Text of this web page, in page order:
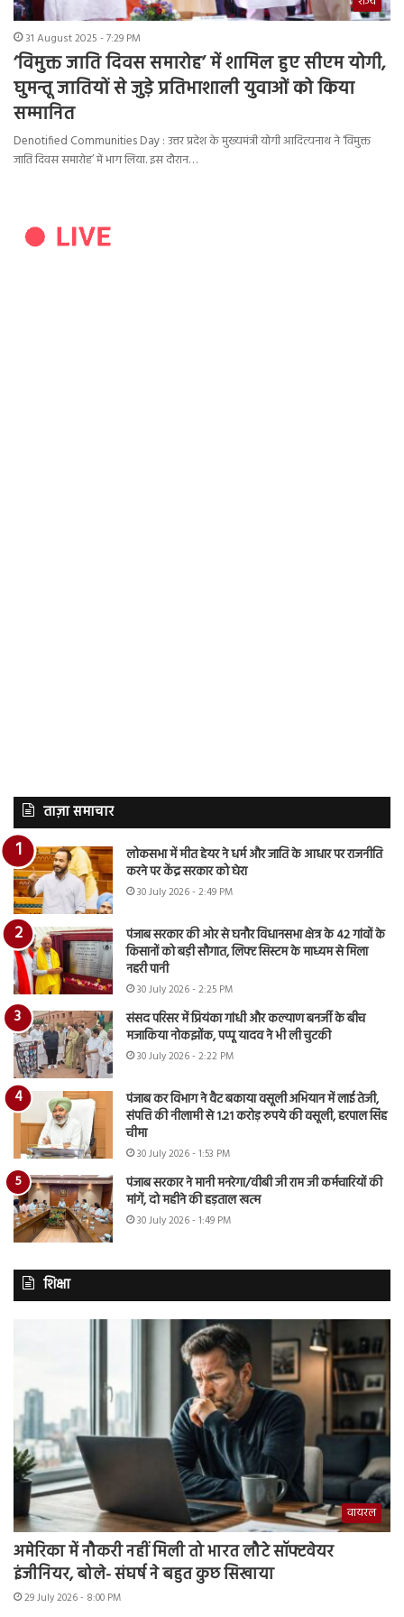
31 August 2025 - 7:29 PM
‘विमुक्त जाति दिवस समारोह’ में शामिल हुए सीएम योगी,
घुमन्तू जातियों से जुड़े प्रतिभाशाली युवाओं को किया
सम्मानित
Denotified Communities Day : उत्तर प्रदेश के मुख्यमंत्री योगी आदित्यनाथ ने ‘विमुक्त
जाति दिवस समारोह’ में भाग लिया. इस दौरान…
ताज़ा समाचार
लोकसभा में मीत हेयर ने धर्म और जाति के आधार पर राजनीति
करने पर केंद्र सरकार को घेरा
30 July 2026 - 2:49 PM
पंजाब सरकार की ओर से घनौर विधानसभा क्षेत्र के 42 गांवों के
किसानों को बड़ी सौगात, लिफ्ट सिस्टम के माध्यम से मिला
नहरी पानी
30 July 2026 - 2:25 PM
संसद परिसर में प्रियंका गांधी और कल्याण बनर्जी के बीच
मजाकिया नोकझोंक, पप्पू यादव ने भी ली चुटकी
30 July 2026 - 2:22 PM
पंजाब कर विभाग ने वैट बकाया वसूली अभियान में लाई तेजी,
संपत्ति की नीलामी से 1.21 करोड़ रुपये की वसूली, हरपाल सिंह
चीमा
30 July 2026 - 1:53 PM
पंजाब सरकार ने मानी मनरेगा/वीबी जी राम जी कर्मचारियों की
मांगें, दो महीने की हड़ताल खत्म
30 July 2026 - 1:49 PM
शिक्षा
वायरल
अमेरिका में नौकरी नहीं मिली तो भारत लौटे सॉफ्टवेयर
इंजीनियर, बोले- संघर्ष ने बहुत कुछ सिखाया
29 July 2026 - 8:00 PM